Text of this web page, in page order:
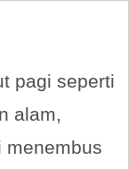
pagi seperti
alam,
menembus